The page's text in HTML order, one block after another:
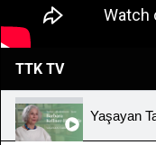
TTK TV
Yaşayan